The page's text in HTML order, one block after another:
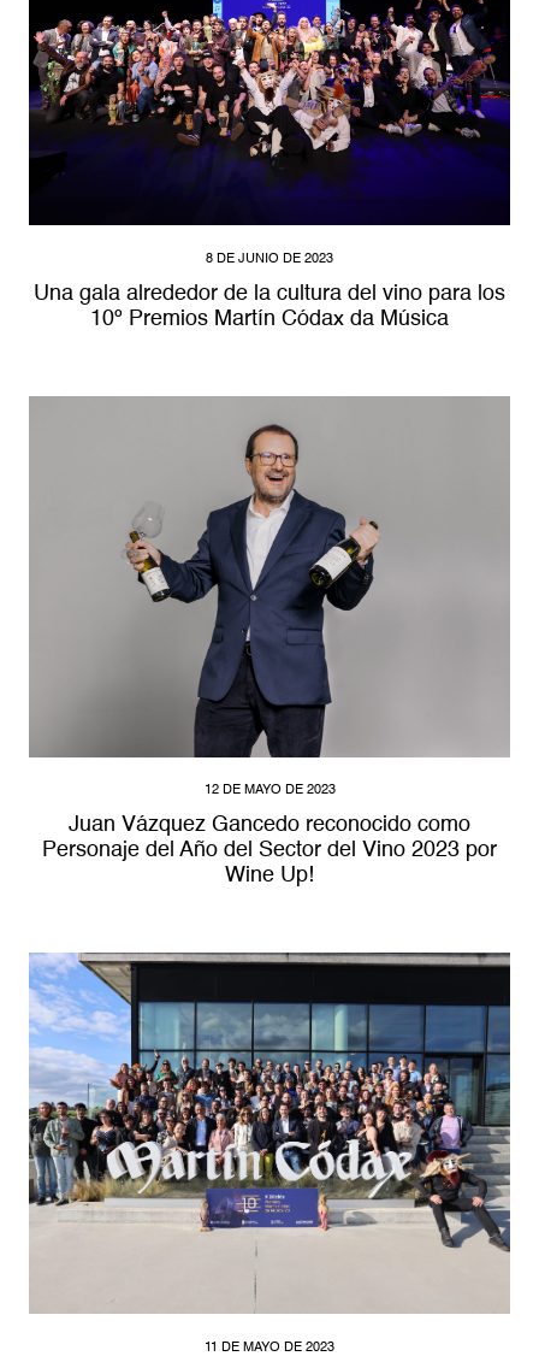
8 DE JUNIO DE 2023
Una gala alrededor de la cultura del vino para los
10º Premios Martín Códax da Música
12 DE MAYO DE 2023
Juan Vázquez Gancedo reconocido como
Personaje del Año del Sector del Vino 2023 por
Wine Up!
11 DE MAYO DE 2023